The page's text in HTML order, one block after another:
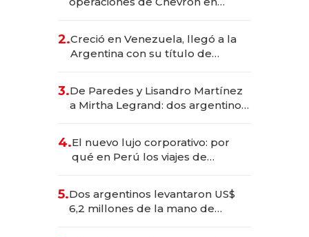
2.Creció en Venezuela, llegó a la
Argentina con su título de
las marcas "fast premium"
3.De Paredes y Lisandro Martínez
a Mirtha Legrand: dos argentinos
4.El nuevo lujo corporativo: por
qué en Perú los viajes de
transformadoras
5.Dos argentinos levantaron US$
6,2 millones de la mano de